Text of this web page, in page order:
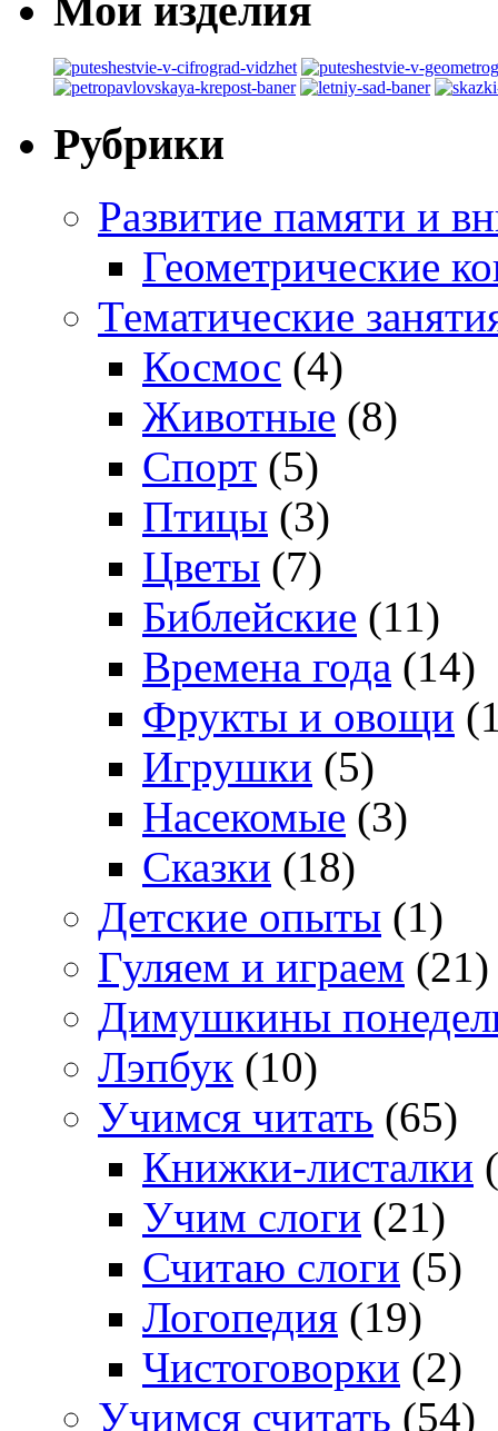
Мои изделия
Рубрики
Развитие памяти и
Геометрические
Тематические
Космос (4)
Животные (8)
Спорт (5)
Птицы (3)
Цветы (7)
Библейские (11)
Времена года (14)
Фрукты и овощи
Игрушки (5)
Насекомые (3)
Сказки (18)
Детские опыты (1)
Гуляем и играем (21)
Димушкины
Лэпбук (10)
Учимся читать (65)
Книжки-листалки
Учим слоги (21)
Считаю слоги (5)
Логопедия (19)
Чистоговорки (2)
Учимся считать (54)